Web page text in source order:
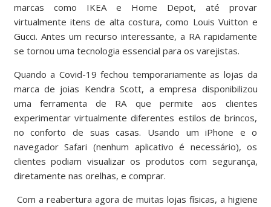
marcas como IKEA e Home Depot, até provar
virtualmente itens de alta costura, como Louis Vuitton e
Gucci. Antes um recurso interessante, a RA rapidamente
se tornou uma tecnologia essencial para os varejistas.
Quando a Covid-19 fechou temporariamente as lojas da
marca de joias Kendra Scott, a empresa disponibilizou
uma ferramenta de RA que permite aos clientes
experimentar virtualmente diferentes estilos de brincos,
no conforto de suas casas. Usando um iPhone e o
navegador Safari (nenhum aplicativo é necessário), os
clientes podiam visualizar os produtos com segurança,
diretamente nas orelhas, e comprar.
Com a reabertura agora de muitas lojas físicas, a higiene